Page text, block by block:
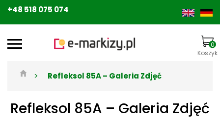
+48 518 075 074
0
Koszyk
> Refleksol 85A – Galeria Zdjęć
Refleksol 85A – Galeria Zdjęć